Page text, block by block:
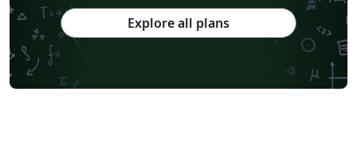
Explore all plans